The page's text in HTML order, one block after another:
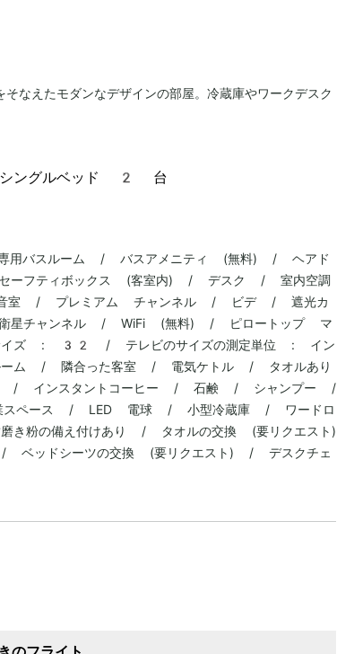
なえたモダンなデザインの部屋。冷蔵庫やワークデスク
シングルベッド 2 台
スルーム / バスアメニティ (無料) / ヘアド
フティボックス (客室内) / デスク / 室内空調
/ プレミアム チャンネル / ビデ / 遮光カ
チャンネル / WiFi (無料) / ピロートップ マ
イズ : 32 / テレビのサイズの測定単位 : イン
ム / 隣合った客室 / 電気ケトル / タオルあり
/ インスタントコーヒー / 石鹸 / シャンプー /
業スペース / LED 電球 / 小型冷蔵庫 / ワードロ
粉の備え付けあり / タオルの交換 (要リクエスト)
ドシーツの交換 (要リクエスト) / デスクチェ